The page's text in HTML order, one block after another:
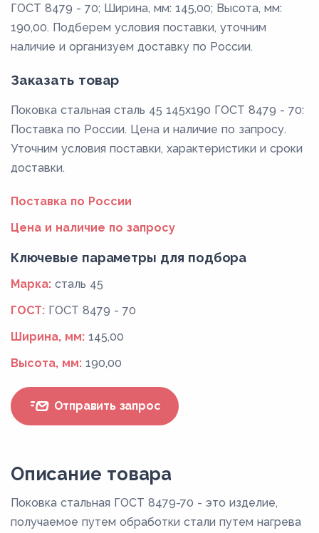
ГОСТ 8479 - 70; Ширина, мм: 145,00; Высота, мм:
190,00. Подберем условия поставки, уточним
наличие и организуем доставку по России.
Заказать товар
Поковка стальная сталь 45 145x190 ГОСТ 8479 - 70:
Поставка по России. Цена и наличие по запросу.
Уточним условия поставки, характеристики и сроки
доставки.
Поставка по России
Цена и наличие по запросу
Ключевые параметры для подбора
Марка: сталь 45
ГОСТ: ГОСТ 8479 - 70
Ширина, мм: 145,00
Высота, мм: 190,00
Отправить запрос
Описание товара
Поковка стальная ГОСТ 8479-70 - это изделие,
получаемое путем обработки стали путем нагрева